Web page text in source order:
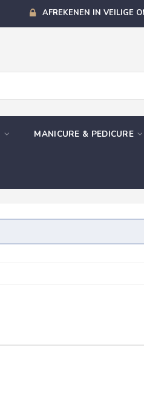
AFREKENEN IN VEILIGE
MANICURE & PEDICURE